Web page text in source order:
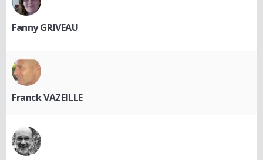
Fanny GRIVEAU
Franck VAZEILLE